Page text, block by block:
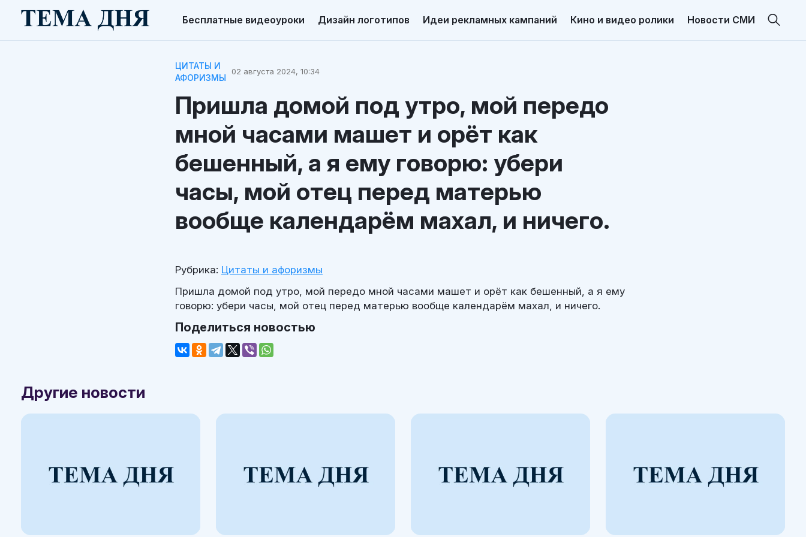
Бесплатные видеоуроки Дизайн логотипов Идеи рекламных кампаний Кино и видео ролики Новости СМИ
ЦИТАТЫ И
АФОРИЗМЫ
02 августа 2024, 10:34
Пришла домой под утро, мой передо
мной часами машет и орёт как
бешенный, а я ему говорю: убери
часы, мой отец перед матерью
вообще календарём махал, и ничего.
Рубрика: Цитаты и афоризмы
Пришла домой под утро, мой передо мной часами машет и орёт как бешенный, а я ему
говорю: убери часы, мой отец перед матерью вообще календарём махал, и ничего.
Поделиться новостью
Другие новости